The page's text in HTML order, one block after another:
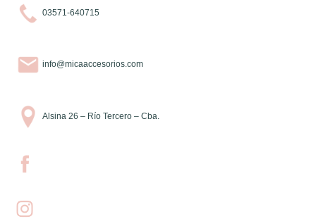
03571-640715
info@micaaccesorios.com
Alsina 26 – Río Tercero – Cba.